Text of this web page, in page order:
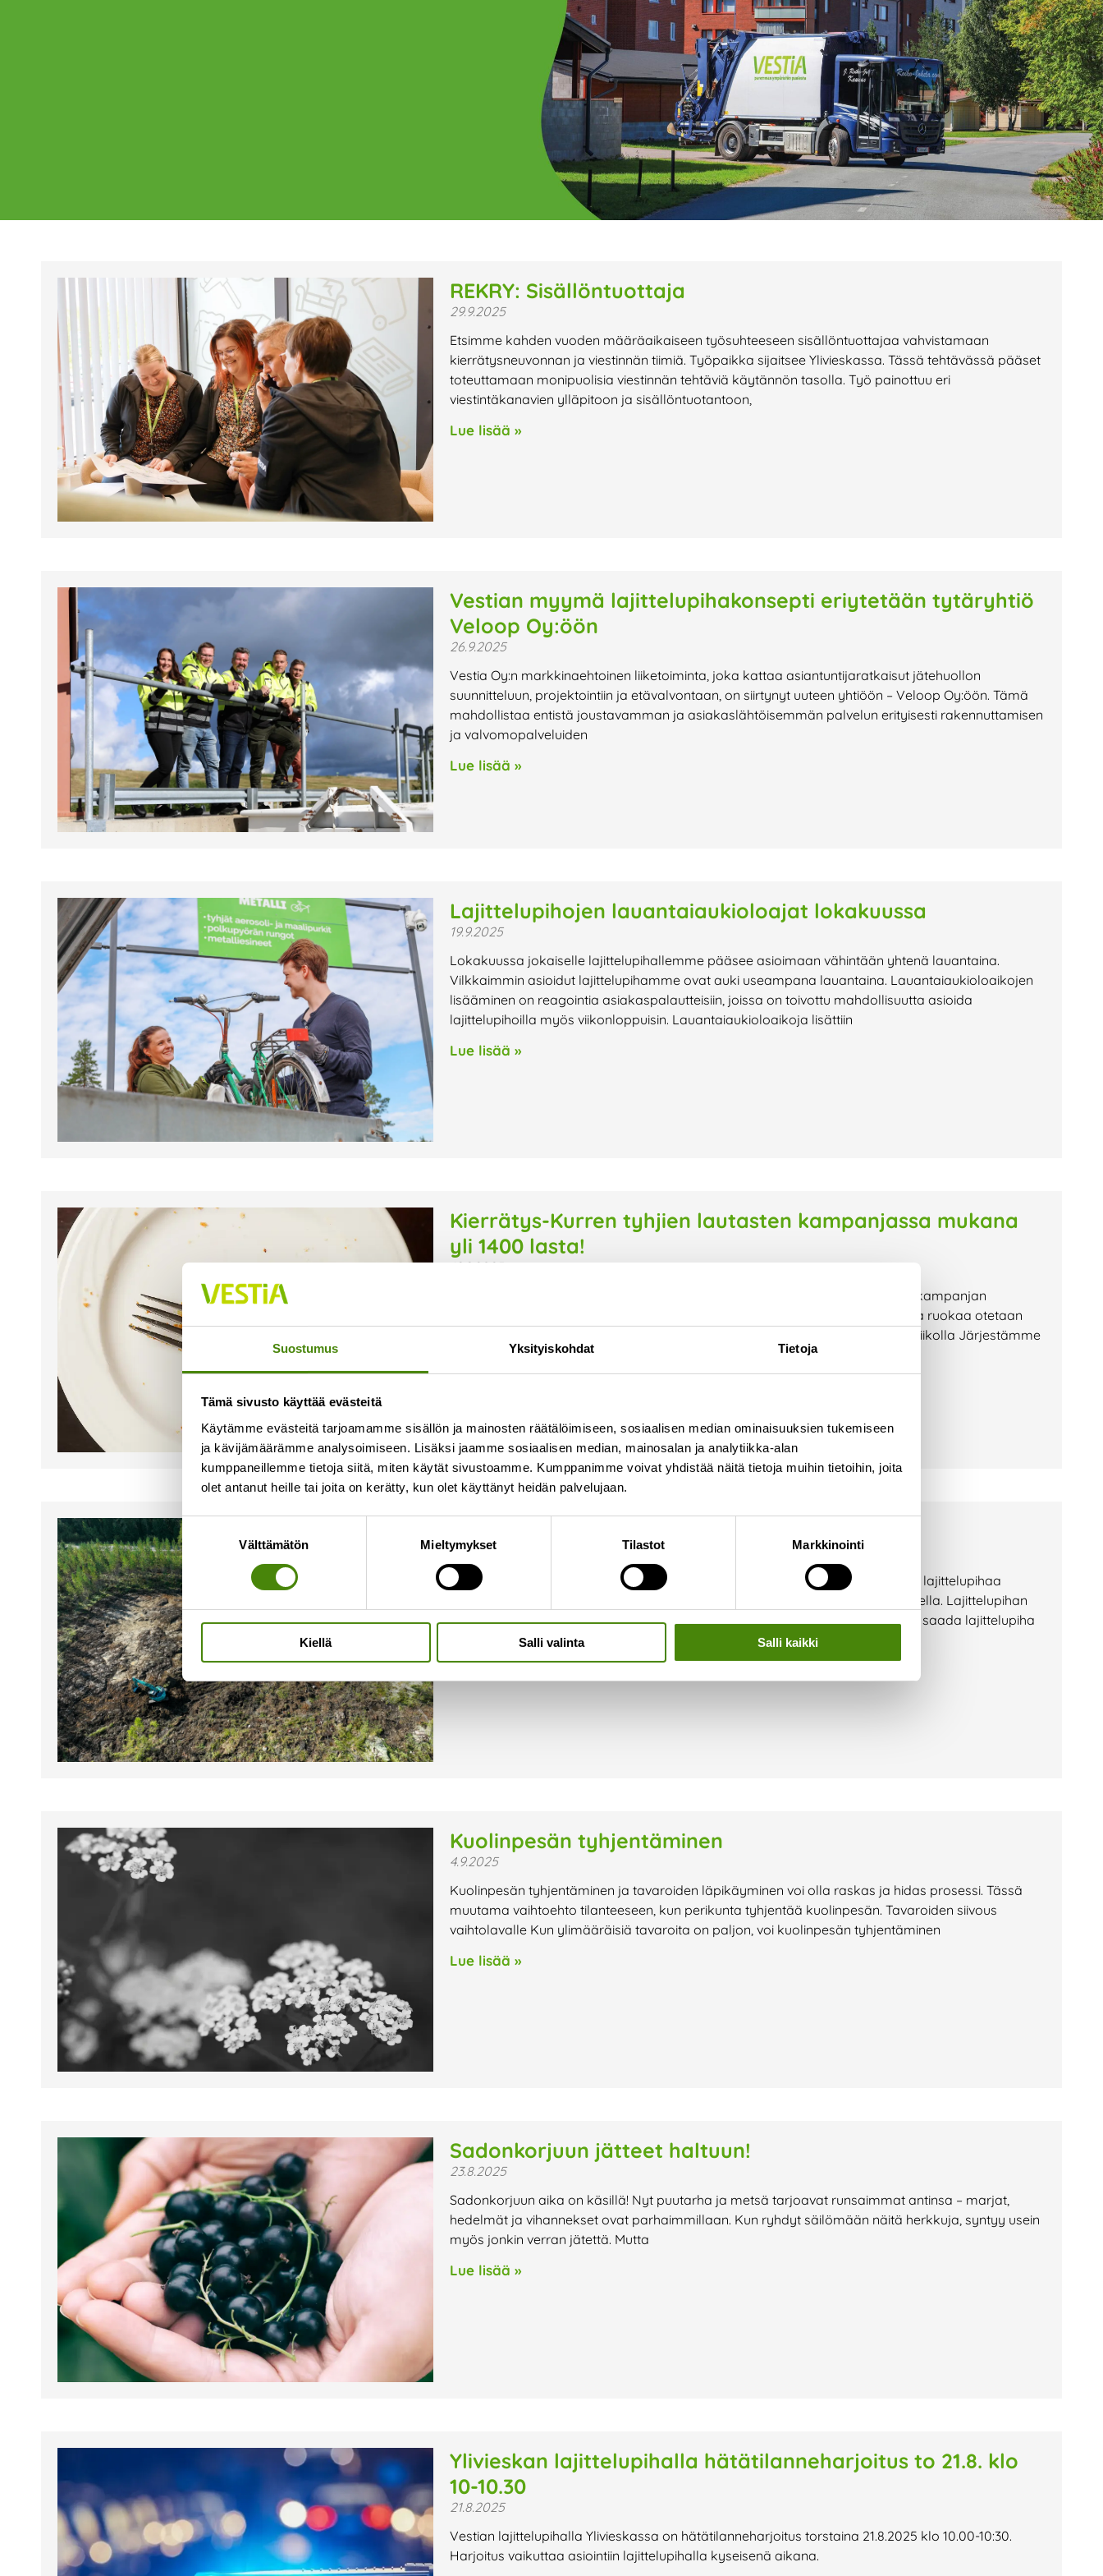
Suostumus Yksityiskohdat Tietoja
Tämä sivusto käyttää evästeitä
Käytämme evästeitä tarjoamamme sisällön ja mainosten räätälöimiseen, sosiaalisen median ominaisuuksien tukemiseen
ja kävijämäärämme analysoimiseen. Lisäksi jaamme sosiaalisen median, mainosalan ja analytiikka-alan
kumppaneillemme tietoja siitä, miten käytät sivustoamme. Kumppanimme voivat yhdistää näitä tietoja muihin tietoihin, joita
olet antanut heille tai joita on kerätty, kun olet käyttänyt heidän palvelujaan.
Suostumuksen
valinta
Välttämätön Mieltymykset Tilastot Markkinointi
Kiellä Salli valinta Salli kaikki
Ajankohtaista
Tältä sivulta löydät Vestian ajankohtaiset uutiset,
mahdolliset poikkeukset aukioloajoissa ja lähiaikojen
tapahtumat.
REKRY: Sisällöntuottaja
29.9.2025
Etsimme kahden vuoden määräaikaiseen työsuhteeseen sisällöntuottajaa vahvistamaan
kierrätysneuvonnan ja viestinnän tiimiä. Työpaikka sijaitsee Ylivieskassa. Tässä tehtävässä pääset
toteuttamaan monipuolisia viestinnän tehtäviä käytännön tasolla. Työ painottuu eri
viestintäkanavien ylläpitoon ja sisällöntuotantoon,
Lue lisää »
Vestian myymä lajittelupihakonsepti eriytetään tytäryhtiö
Veloop Oy:öön
26.9.2025
Vestia Oy:n markkinaehtoinen liiketoiminta, joka kattaa asiantuntija­ratkaisut jätehuollon
suunnitteluun, projektointiin ja etävalvontaan, on siirtynyt uuteen yhtiöön – Veloop Oy:öön. Tämä
mahdollistaa entistä joustavamman ja asiakaslähtöisemmän palvelun erityisesti rakennuttamisen
ja valvomopalveluiden
Lue lisää »
Lajittelupihojen lauantaiaukioloajat lokakuussa
19.9.2025
Lokakuussa jokaiselle lajittelupihallemme pääsee asioimaan vähintään yhtenä lauantaina.
Vilkkaimmin asioidut lajittelupihamme ovat auki useampana lauantaina. Lauantaiaukioloaikojen
lisääminen on reagointia asiakaspalautteisiin, joissa on toivottu mahdollisuutta asioida
lajittelupihoilla myös viikonloppuisin. Lauantaiaukioloaikoja lisättiin
Lue lisää »
Kierrätys-Kurren tyhjien lautasten kampanjassa mukana
yli 1400 lasta!
19.9.2025
Järjestämme päiväkoti-ikäisille suunnatun Kierrätys-Kurren tyhjien lautasten kampanjan
syyskuussa. Kampanjassa lapset opettelevat Kierrätys-Kurren kanssa, kuinka ruokaa otetaan
lautaselle vain sen verran kuin jaksaa syödä. Kampanja järjestetään Hävikkiviikolla Järjestämme
vuosittain toimialueemme varhaiskasvatukselle
11.9.2025
Olemme aloittaneet uuden lajittelupihan rakennustyöt Merijärvellä. Merijärven lajittelupihaa
rakennetaan osoitteeseen Koivukuja 1, ja se sijaitsee aivan Merijärventien varrella. Lajittelupihan
urakoitsijana toimii Törmälehto Group Oy Haapavedeltä. Tavoitteenamme on saada lajittelupiha
Kuolinpesän tyhjentäminen
4.9.2025
Kuolinpesän tyhjentäminen ja tavaroiden läpikäyminen voi olla raskas ja hidas prosessi. Tässä
muutama vaihtoehto tilanteeseen, kun perikunta tyhjentää kuolinpesän. Tavaroiden siivous
vaihtolavalle Kun ylimääräisiä tavaroita on paljon, voi kuolinpesän tyhjentäminen
Lue lisää »
Sadonkorjuun jätteet haltuun!
23.8.2025
Sadonkorjuun aika on käsillä! Nyt puutarha ja metsä tarjoavat runsaimmat antinsa – marjat,
hedelmät ja vihannekset ovat parhaimmillaan. Kun ryhdyt säilömään näitä herkkuja, syntyy usein
myös jonkin verran jätettä. Mutta
Lue lisää »
Ylivieskan lajittelupihalla hätätilanneharjoitus to 21.8. klo
10-10.30
21.8.2025
Vestian lajittelupihalla Ylivieskassa on hätätilanneharjoitus torstaina 21.8.2025 klo 10.00-10:30.
Harjoitus vaikuttaa asiointiin lajittelupihalla kyseisenä aikana.
PagePagePagePagePage